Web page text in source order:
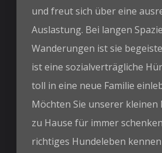
und freut sich über eine
Auslastung. Bei langen
Wanderungen ist sie
ist eine sozialverträgliche
toll in eine neue Familie
Möchten Sie unserer kleinen
zu Hause für immer
richtiges Hundeleben